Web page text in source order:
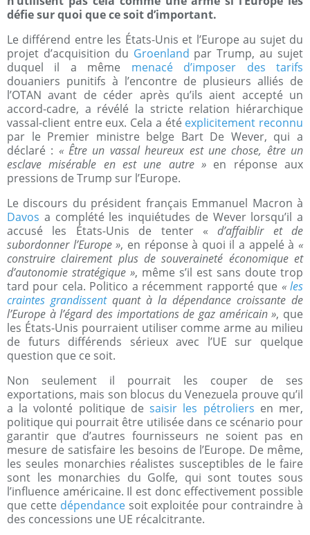
défie sur quoi que ce soit d’important.
Le différend entre les États-Unis et l’Europe au sujet du
projet d’acquisition du Groenland par Trump, au sujet
duquel il a même menacé d’imposer des tarifs
douaniers punitifs à l’encontre de plusieurs alliés de
l’OTAN avant de céder après qu’ils aient accepté un
accord-cadre, a révélé la stricte relation hiérarchique
vassal-client entre eux. Cela a été explicitement reconnu
par le Premier ministre belge Bart De Wever, qui a
déclaré : « Être un vassal heureux est une chose, être un
esclave misérable en est une autre » en réponse aux
pressions de Trump sur l’Europe.
Le discours du président français Emmanuel Macron à
Davos a complété les inquiétudes de Wever lorsqu’il a
accusé les États-Unis de tenter « d’affaiblir et de
subordonner l’Europe », en réponse à quoi il a appelé à «
construire clairement plus de souveraineté économique et
d’autonomie stratégique », même s’il est sans doute trop
tard pour cela. Politico a récemment rapporté que «les
craintes grandissentquant à la dépendance croissante de
l’Europe à l’égard des importations de gaz américain », que
les États-Unis pourraient utiliser comme arme au milieu
de futurs différends sérieux avec l’UE sur quelque
question que ce soit.
Non seulement il pourrait les couper de ses
exportations, mais son blocus du Venezuela prouve qu’il
a la volonté politique desaisir les pétroliers en mer,
politique qui pourrait être utilisée dans ce scénario pour
garantir que d’autres fournisseurs ne soient pas en
mesure de satisfaire les besoins de l’Europe. De même,
les seules monarchies réalistes susceptibles de le faire
sont les monarchies du Golfe, qui sont toutes sous
l’influence américaine. Il est donc effectivement possible
que cette dépendancesoit exploitée pour contraindre à
des concessions une UE récalcitrante.